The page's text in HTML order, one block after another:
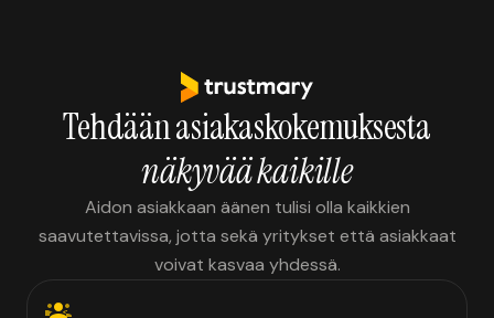
Tehdään asiakaskokemuksesta
näkyvää kaikille
Aidon asiakkaan äänen tulisi olla kaikkien
saavutettavissa, jotta sekä yritykset että asiakkaat
voivat kasvaa yhdessä.